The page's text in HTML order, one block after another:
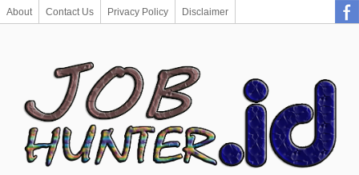
About Contact Us Privacy Policy Disclaimer